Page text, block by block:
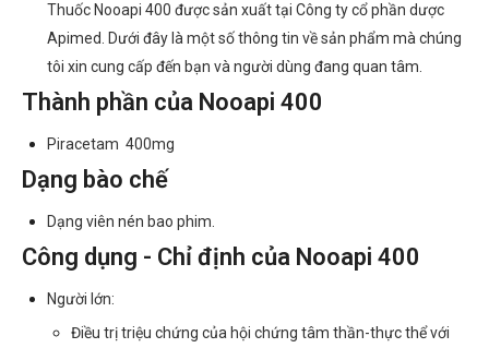
Thuốc Nooapi 400 được sản xuất tại Công ty cổ phần dược
Apimed. Dưới đây là một số thông tin về sản phẩm mà chúng
tôi xin cung cấp đến bạn và người dùng đang quan tâm.
Thành phần của Nooapi 400
Piracetam 400mg
Dạng bào chế
Dạng viên nén bao phim.
Công dụng - Chỉ định của Nooapi 400
Người lớn:
Điều trị triệu chứng của hội chứng tâm thần-thực thể với